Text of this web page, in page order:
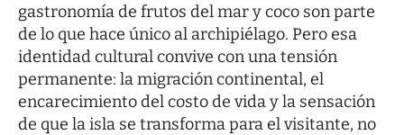
gastronomía de frutos del mar y coco son parte
de lo que hace único al archipiélago. Pero esa
identidad cultural convive con una tensión
permanente: la migración continental, el
encarecimiento del costo de vida y la sensación
de que la isla se transforma para el visitante, no